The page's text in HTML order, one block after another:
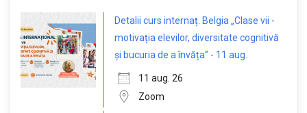
Detalii curs internaț. Belgia „Clase vii -
motivația elevilor, diversitate cognitivă
și bucuria de a învăța” - 11 aug.
11 aug. 26
Zoom